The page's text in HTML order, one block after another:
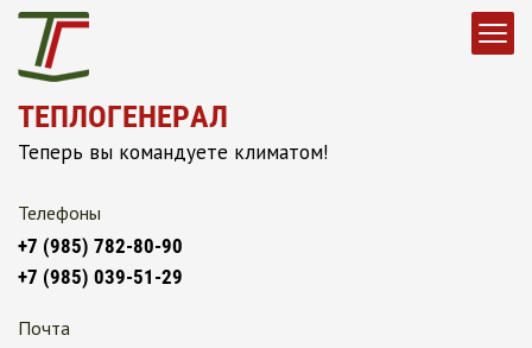
ТЕПЛОГЕНЕРАЛ
Теперь вы командуете климатом!
Телефоны
+7 (985) 782-80-90
+7 (985) 039-51-29
Почта